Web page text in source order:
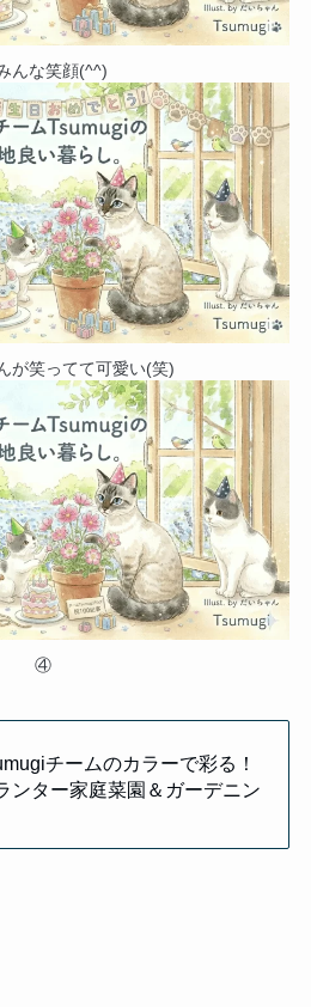
んな笑顔(^^)
が笑ってて可愛い(笑)
④
チームのカラーで彩る！
ンター家庭菜園＆ガーデニン